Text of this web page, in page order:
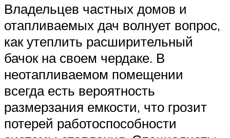
Владельцев частных домов и
отапливаемых дач волнует вопрос,
как утеплить расширительный
бачок на своем чердаке. В
неотапливаемом помещении
всегда есть вероятность
размерзания емкости, что грозит
потерей работоспособности